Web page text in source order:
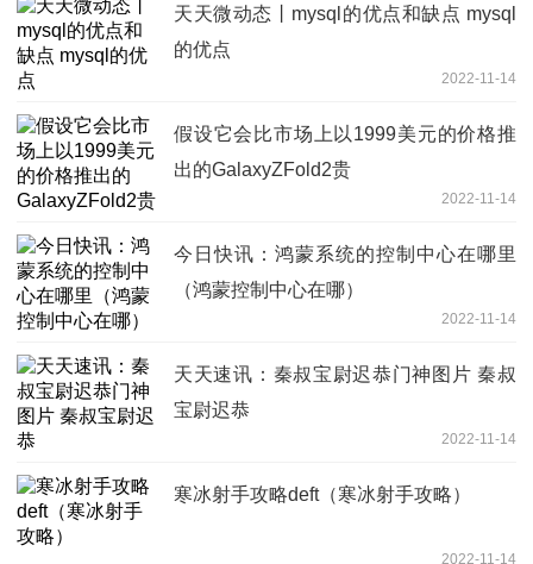
天天微动态丨mysql的优点和缺点 mysql
的优点
2022-11-14
假设它会比市场上以1999美元的价格推
出的GalaxyZFold2贵
2022-11-14
今日快讯：鸿蒙系统的控制中心在哪里
（鸿蒙控制中心在哪）
2022-11-14
天天速讯：秦叔宝尉迟恭门神图片 秦叔
宝尉迟恭
2022-11-14
寒冰射手攻略deft（寒冰射手攻略）
2022-11-14